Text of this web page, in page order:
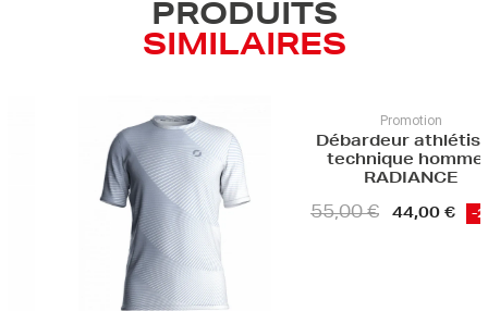
PRODUITS
SIMILAIRES
Débardeur
49,90 €